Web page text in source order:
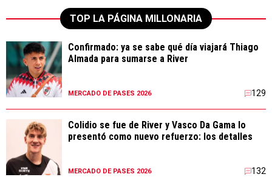
TOP LA PÁGINA MILLONARIA
Confirmado: ya se sabe qué día viajará Thiago
Almada para sumarse a River
MERCADO DE PASES 2026 129
Colidio se fue de River y Vasco Da Gama lo
presentó como nuevo refuerzo: los detalles
MERCADO DE PASES 2026 132